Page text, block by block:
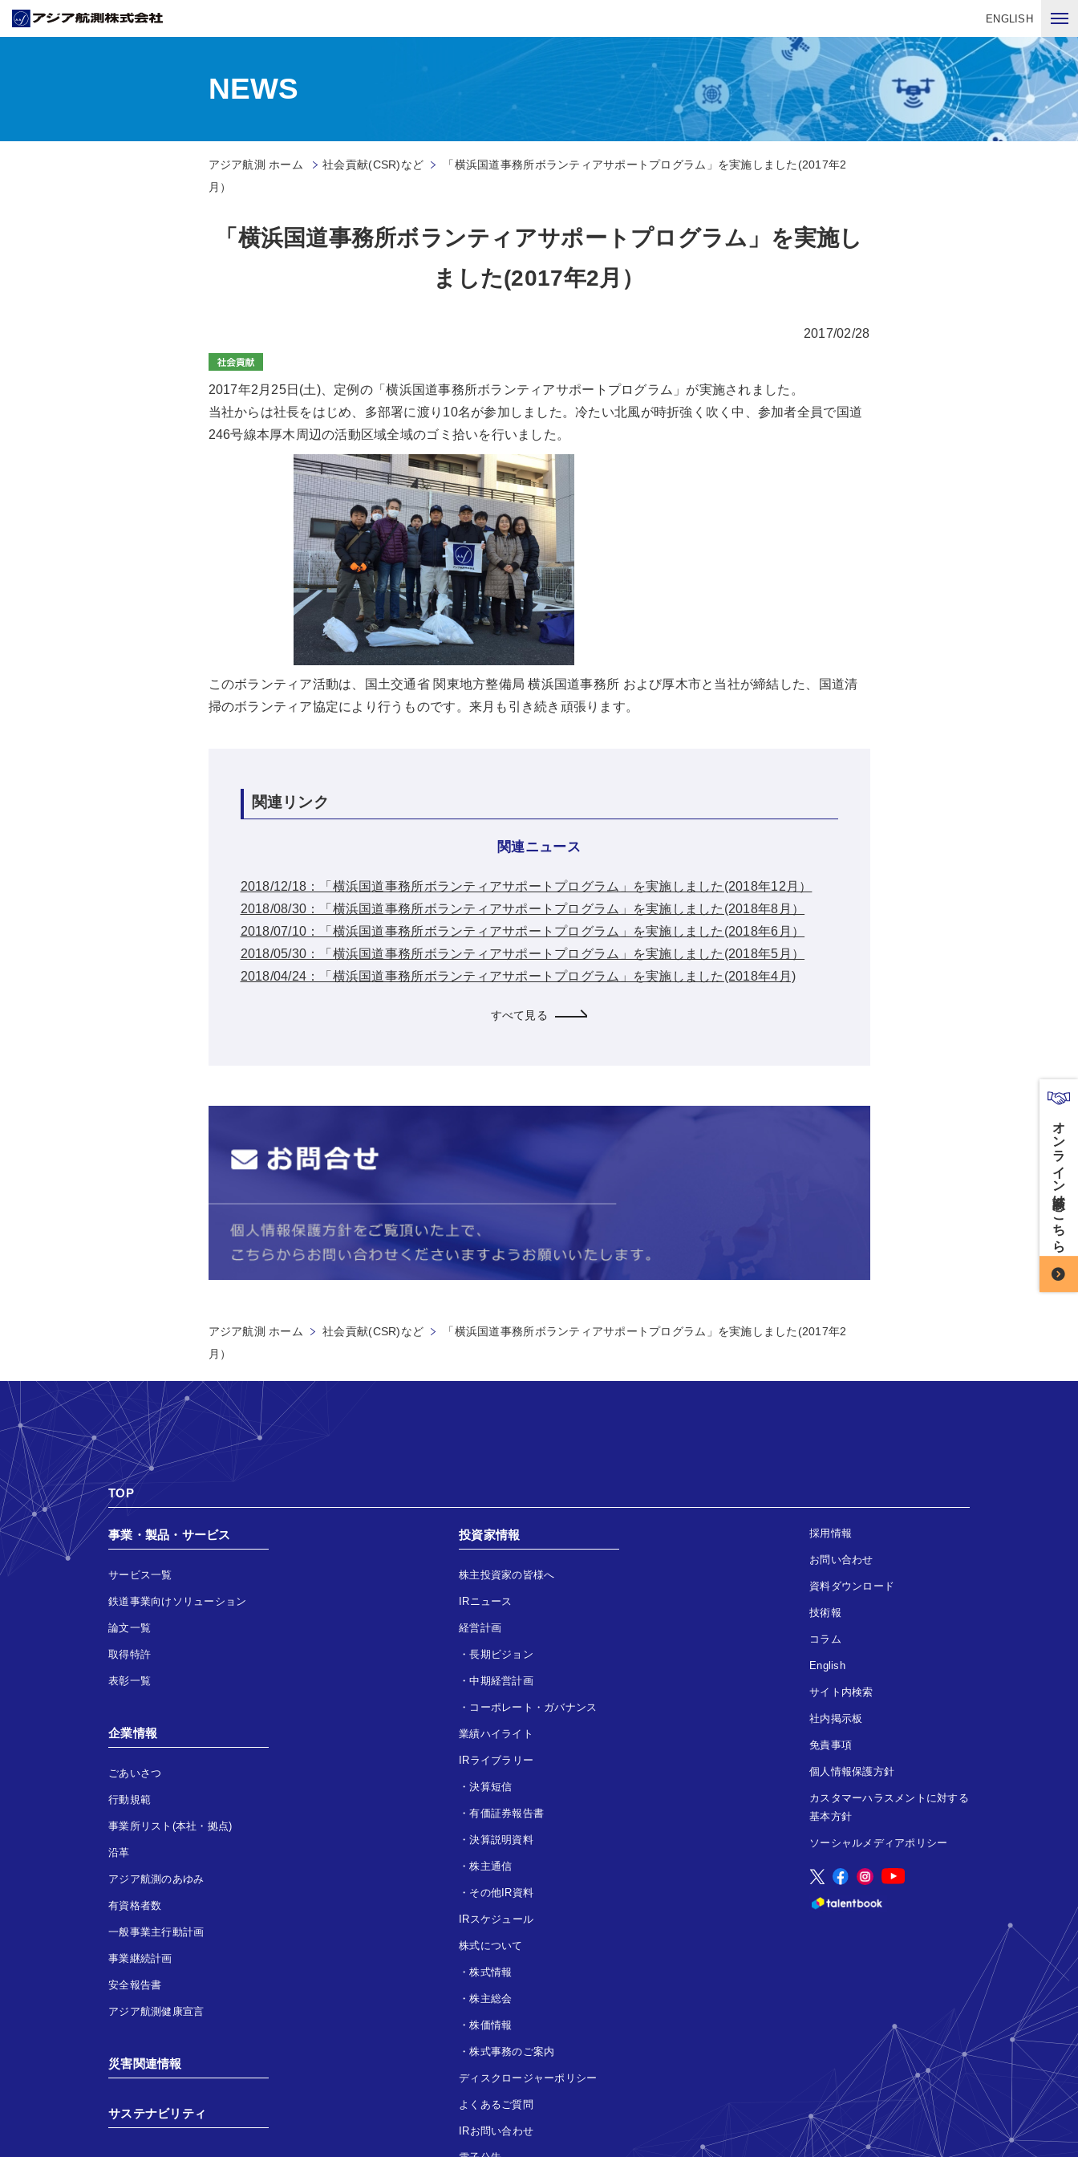
ENGLISH
NEWS
アジア航測 ホーム 社会貢献(CSR)など
「横浜国道事務所ボランティアサポートプログラム」を実施しました(2017年2
月）
「横浜国道事務所ボランティアサポートプログラム」を実施し
ました(2017年2月）
2017/02/28
2017年2月25日(土)、定例の「横浜国道事務所ボランティアサポートプログラム」が実施されました。
当社からは社長をはじめ、多部署に渡り10名が参加しました。冷たい北風が時折強く吹く中、参加者全員で国道
246号線本厚木周辺の活動区域全域のゴミ拾いを行いました。
このボランティア活動は、国土交通省 関東地方整備局 横浜国道事務所 および厚木市と当社が締結した、国道清
掃のボランティア協定により行うものです。来月も引き続き頑張ります。
関連リンク
関連ニュース
2018/12/18：「横浜国道事務所ボランティアサポートプログラム」を実施しました(2018年12月）
2018/08/30：「横浜国道事務所ボランティアサポートプログラム」を実施しました(2018年8月）
2018/07/10：「横浜国道事務所ボランティアサポートプログラム」を実施しました(2018年6月）
2018/05/30：「横浜国道事務所ボランティアサポートプログラム」を実施しました(2018年5月）
2018/04/24：「横浜国道事務所ボランティアサポートプログラム」を実施しました(2018年4月)
すべて見る
アジア航測 ホーム 社会貢献(CSR)など
「横浜国道事務所ボランティアサポートプログラム」を実施しました(2017年2
月）
TOP
事業・製品・サービス
サービス一覧
鉄道事業向けソリューション
論文一覧
取得特許
表彰一覧
企業情報
ごあいさつ
行動規範
事業所リスト(本社・拠点)
沿革
アジア航測のあゆみ
有資格者数
一般事業主行動計画
事業継続計画
安全報告書
アジア航測健康宣言
災害関連情報
サステナビリティ
投資家情報
株主投資家の皆様へ
IRニュース
経営計画
・長期ビジョン
・中期経営計画
・ コーポレート・ガバナンス
業績ハイライト
IRライブラリー
・決算短信
・有価証券報告書
・決算説明資料
・株主通信
・ その他IR資料
IRスケジュール
株式について
・株式情報
・株主総会
・株価情報
・株式事務のご案内
ディスクロージャーポリシー
よくあるご質問
IRお問い合わせ
採用情報
お問い合わせ
資料ダウンロード
技術報
コラム
English
サイト内検索
社内掲示板
免責事項
個人情報保護方針
カスタマーハラスメントに対する
基本方針
ソーシャルメディアポリシー
オンライン商談はこちら